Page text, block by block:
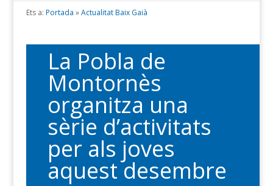
Ets a: Portada »Actualitat Baix Gaià
La Pobla de
Montornès
organitza una
sèrie d’activitats
per als joves
aquest desembre